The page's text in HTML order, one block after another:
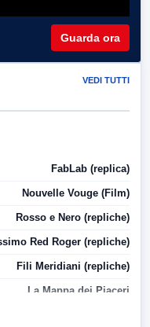
Guarda ora
VEDI TUTTI
FabLab (replica)
Nouvelle Vouge (Film)
Rosso e Nero (repliche)
Red Roger (repliche)
Fili Meridiani (repliche)
La Mappa dei Piaceri